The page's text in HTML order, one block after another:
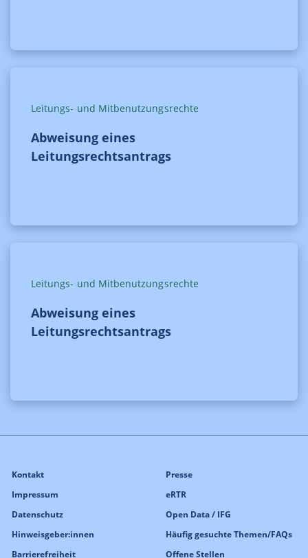
Leitungs- und Mitbenutzungsrechte
Abweisung eines
Leitungsrechtsantrags
Leitungs- und Mitbenutzungsrechte
Abweisung eines
Leitungsrechtsantrags
Kontakt
Impressum
Datenschutz
Hinweisgeber:innen
Barrierefreiheit
Presse
eRTR
Open Data / IFG
Häufig gesuchte Themen/FAQs
Offene Stellen